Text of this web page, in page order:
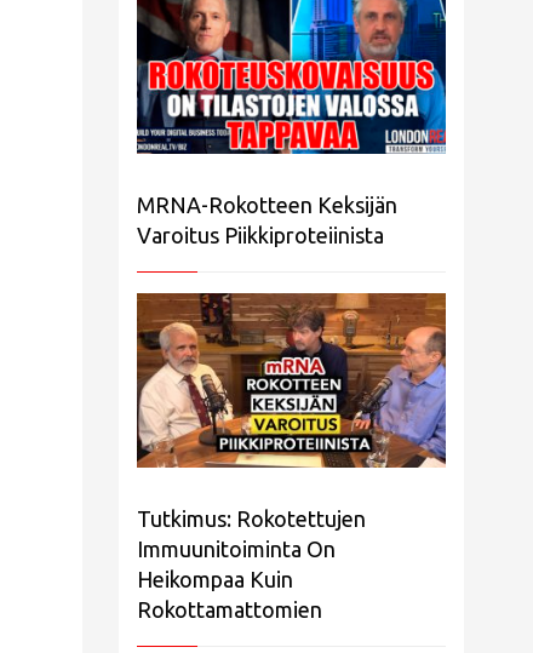
MRNA-Rokotteen Keksijän
Varoitus Piikkiproteiinista
Tutkimus: Rokotettujen
Immuunitoiminta On
Heikompaa Kuin
Rokottamattomien